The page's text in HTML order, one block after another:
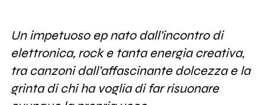
Un impetuoso ep nato dall’incontro di
elettronica, rock e tanta energia creativa,
tra canzoni dall’affascinante dolcezza e la
grinta di chi ha voglia di far risuonare